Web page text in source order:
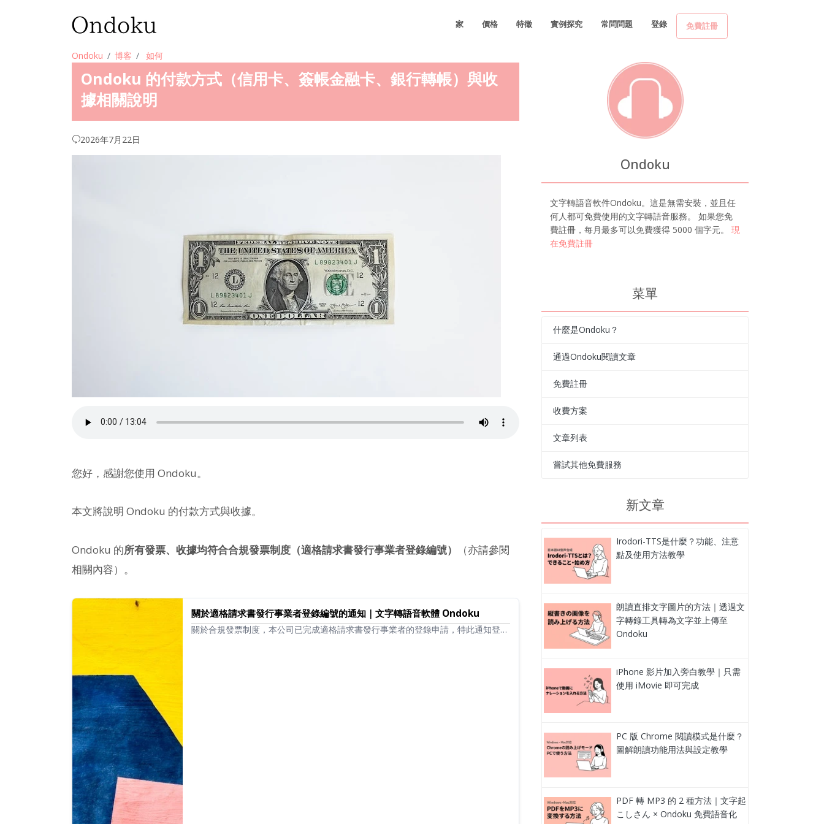
家 價格 特徵 實例探究 常問問題 登錄 免費註冊
Ondoku 博客 如何
Ondoku 的付款方式（信用卡、簽帳金融卡、銀行轉帳）與收
據相關說明
2026年7月22日
您好，感謝您使用 Ondoku。
本文將說明 Ondoku 的付款方式與收據。
Ondoku 的所有發票、收據均符合合規發票制度（適格請求書發行事業者登錄編號）
（亦請參閱
相關內容）。
關於適格請求書發行事業者登錄編號的通知｜文字轉語音軟體 Ondoku
關於合規發票制度，本公司已完成適格請求書發行事業者的登錄申請，特此通知登錄
Ondoku
文字轉語音軟件Ondoku。這是無需安裝，並且任
何人都可免費使用的文字轉語音服務。 如果您免
費註冊，每月最多可以免費獲得 5000 個字元。 現
在免費註冊
菜單
什麼是Ondoku？
通過Ondoku閱讀文章
免費註冊
收費方案
文章列表
嘗試其他免費服務
新文章
Irodori-TTS是什麼？功能、注意
點及使用方法教學
朗讀直排文字圖片的方法｜透過文
字轉錄工具轉為文字並上傳至
Ondoku
iPhone 影片加入旁白教學｜只需
使用 iMovie 即可完成
PC 版 Chrome 閱讀模式是什麼？
圖解朗讀功能用法與設定教學
PDF 轉 MP3 的 2 種方法｜文字起
こしさん × Ondoku 免費語音化